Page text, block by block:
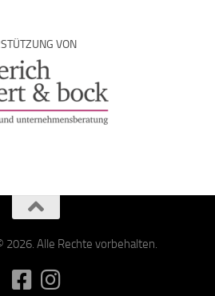
VON
2026. Alle Rechte vorbehalten.